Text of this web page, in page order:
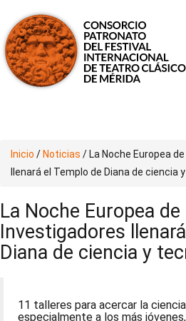
Inicio / Noticias / La Noche Europea
llenará el Templo de Diana de ciencia
La Noche Europea de
Investigadores
Diana de ciencia y
11 talleres para acercar la
especialmente a los más